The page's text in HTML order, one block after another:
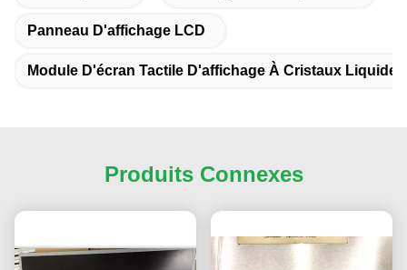
Panneau D'affichage LCD
Module D'écran Tactile D'affichage À Cristaux Liquides
Produits Connexes